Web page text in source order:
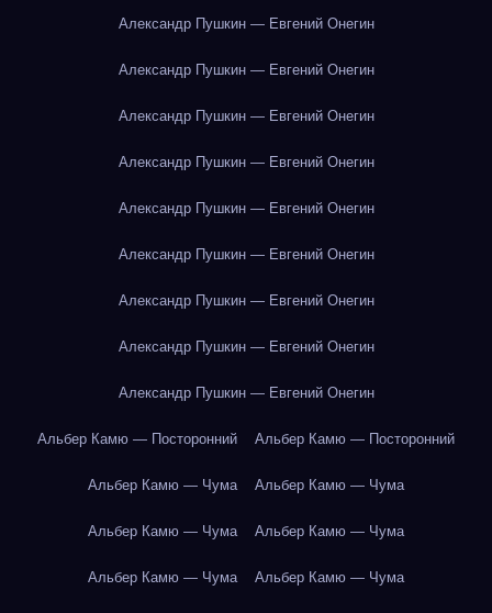
Александр Пушкин — Евгений Онегин
Александр Пушкин — Евгений Онегин
Александр Пушкин — Евгений Онегин
Александр Пушкин — Евгений Онегин
Александр Пушкин — Евгений Онегин
Александр Пушкин — Евгений Онегин
Александр Пушкин — Евгений Онегин
Александр Пушкин — Евгений Онегин
Александр Пушкин — Евгений Онегин
Альбер Камю — Посторонний Альбер Камю — Посторонний
Альбер Камю — Чума Альбер Камю — Чума
Альбер Камю — Чума Альбер Камю — Чума
Альбер Камю — Чума Альбер Камю — Чума